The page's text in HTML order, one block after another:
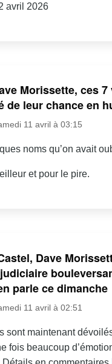
avril 2026
Morissette, ces 7
de leur chance en
11 avril à 03:15
noms qu’on avait
et pour le pire.
Dave
parle ce dimanche
11 avril à 02:51
sont maintenant
fois beaucoup